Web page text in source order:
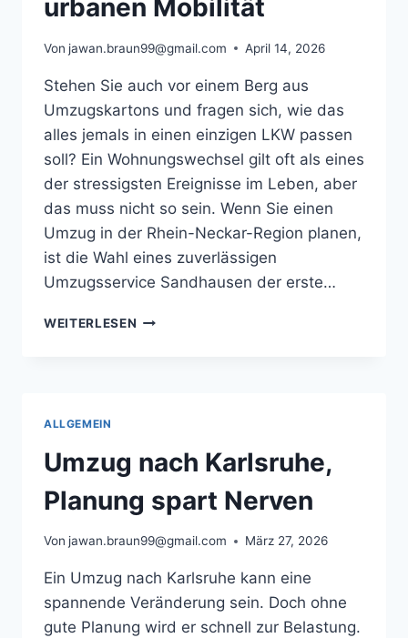
urbanen Mobilität
Von jawan.braun99@gmail.com April 14, 2026
Stehen Sie auch vor einem Berg aus
Umzugskartons und fragen sich, wie das
alles jemals in einen einzigen LKW passen
soll? Ein Wohnungswechsel gilt oft als eines
der stressigsten Ereignisse im Leben, aber
das muss nicht so sein. Wenn Sie einen
Umzug in der Rhein-Neckar-Region planen,
ist die Wahl eines zuverlässigen
Umzugsservice Sandhausen der erste…
WEITERLESEN UMZUG
ALLGEMEIN
Umzug nach Karlsruhe,
Planung spart Nerven
Von jawan.braun99@gmail.com März 27, 2026
Ein Umzug nach Karlsruhe kann eine
spannende Veränderung sein. Doch ohne
gute Planung wird er schnell zur Belastung.